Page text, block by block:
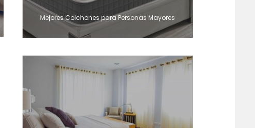
Mejores Colchones para Personas Mayores